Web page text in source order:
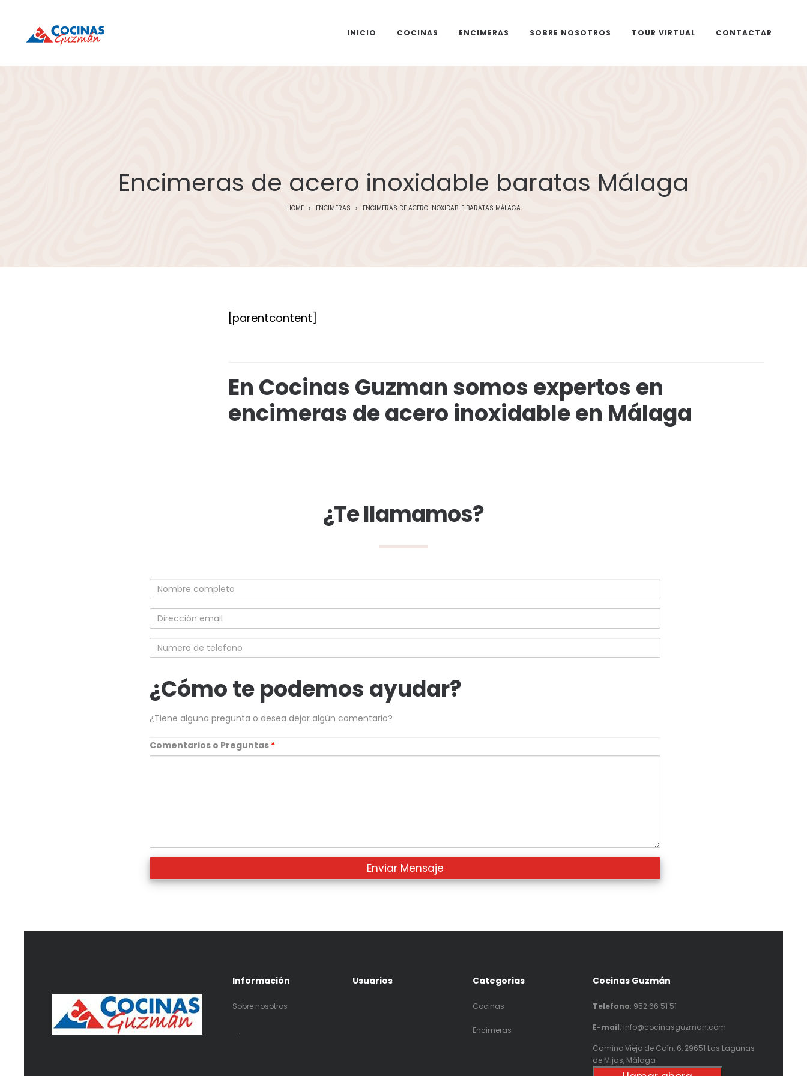
Cocinas
Cocinas INICIO COCINAS ENCIMERAS SOBRE NOSOTROS TOUR VIRTUAL CONTACTAR
Encimeras de acero inoxidable baratas Málaga
HOME ENCIMERAS ENCIMERAS DE ACERO INOXIDABLE BARATAS MÁLAGA
[parentcontent]
En Cocinas Guzman somos expertos en
encimeras de acero inoxidable en Málaga
¿Te llamamos?
Nombre
completo
Dirección
email
Numero
de
¿Cómo te podemos ayudar?
¿Tiene alguna pregunta o desea dejar algún comentario?
Comentarios o Preguntas *
Información
Sobre nosotros
.
Usuarios Categorias
Cocinas
Encimeras
Cocinas Guzmán
Telefono: 952 66 51 51
E-mail: info@cocinasguzman.com
Camino Viejo de Coín, 6, 29651 Las Lagunas
de Mijas, Málaga